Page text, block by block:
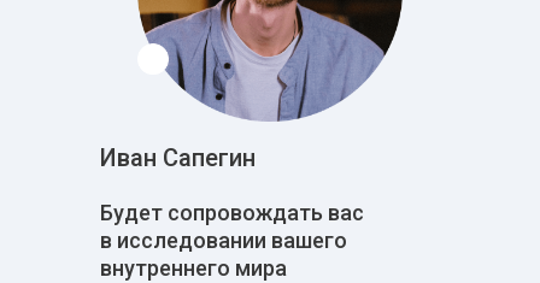
Иван Сапегин
Будет сопровождать вас
в исследовании вашего
внутреннего мира